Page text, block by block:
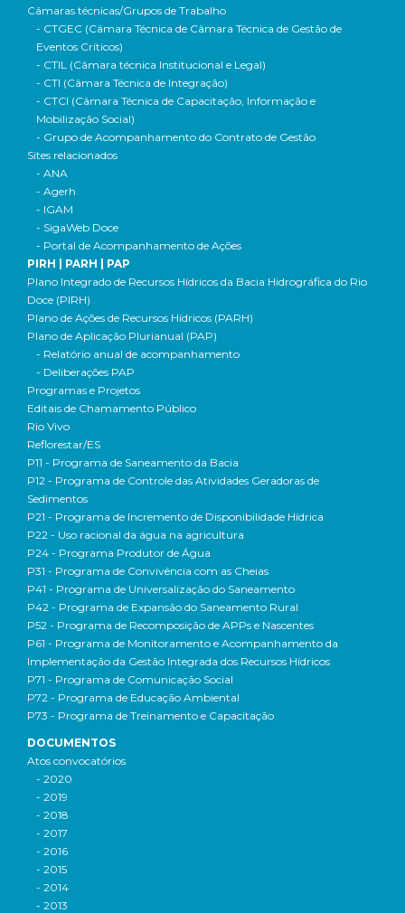
Câmaras técnicas/Grupos de Trabalho
- CTGEC (Câmara Técnica de Câmara Técnica de Gestão de
Eventos Críticos)
- CTIL (Câmara técnica Institucional e Legal)
- CTI (Câmara Técnica de Integração)
- CTCI (Câmara Técnica de Capacitação, Informação e
Mobilização Social)
- Grupo de Acompanhamento do Contrato de Gestão
Sites relacionados
- ANA
- Agerh
- IGAM
- SigaWeb Doce
- Portal de Acompanhamento de Ações
PIRH | PARH | PAP
Plano Integrado de Recursos Hídricos da Bacia Hidrográfica do Rio
Doce (PIRH)
Plano de Ações de Recursos Hídricos (PARH)
Plano de Aplicação Plurianual (PAP)
- Relatório anual de acompanhamento
- Deliberações PAP
Programas e Projetos
Editais de Chamamento Público
Rio Vivo
Reflorestar/ES
P11 - Programa de Saneamento da Bacia
P12 - Programa de Controle das Atividades Geradoras de
Sedimentos
P21 - Programa de Incremento de Disponibilidade Hídrica
P22 - Uso racional da água na agricultura
P24 - Programa Produtor de Água
P31 - Programa de Convivência com as Cheias
P41 - Programa de Universalização do Saneamento
P42 - Programa de Expansão do Saneamento Rural
P52 - Programa de Recomposição de APPs e Nascentes
P61 - Programa de Monitoramento e Acompanhamento da
Implementação da Gestão Integrada dos Recursos Hídricos
P71 - Programa de Comunicação Social
P72 - Programa de Educação Ambiental
P73 - Programa de Treinamento e Capacitação
DOCUMENTOS
Atos convocatórios
- 2020
- 2019
- 2018
- 2017
- 2016
- 2015
- 2014
- 2013